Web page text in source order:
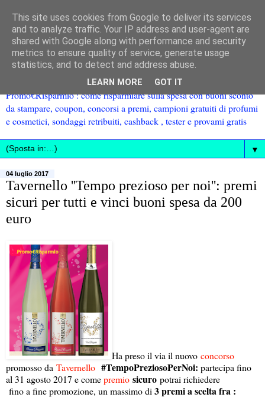
Promo€Risparmio : come risparmiare sulla spesa con buoni sconto
da stampare, coupon, concorsi a premi, campioni gratuiti di profumi
e cosmetici, sondaggi retribuiti, cashback , tester e provami gratis
▼
04 luglio 2017
Tavernello ''Tempo prezioso per noi'': premi
sicuri per tutti e vinci buoni spesa da 200
euro
Ha preso il via il nuovo concorso
promosso da Tavernello #TempoPreziosoPerNoi: partecipa fino
al 31 agosto 2017 e comepremio sicuro potrai richiedere
fino a fine promozione, un massimo di 3 premi a scelta fra :
This site uses cookies from Google to deliver its services
and to analyze traffic. Your IP address and user-agent are
shared with Google along with performance and security
metrics to ensure quality of service, generate usage
statistics, and to detect and address abuse.
LEARN MORE GOT IT